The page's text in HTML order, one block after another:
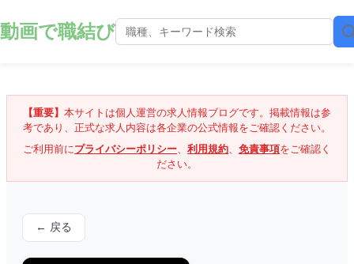
動画で職結び
【重要】 本サイトは個人運営の求人情報ブログです。掲載情報は参
考であり、正式な求人内容は各企業の公式情報をご確認ください。
ご利用前にプライバシーポリシー、 利用規約、 免責事項をご確認く
ださい。
← 戻る